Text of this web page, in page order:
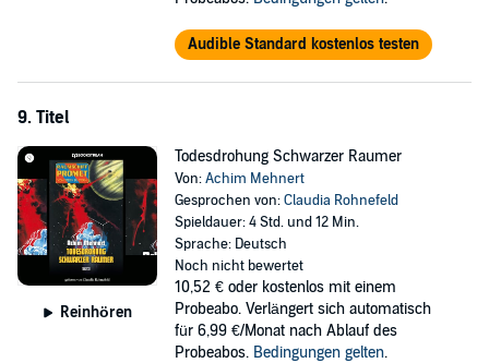
Audible Standard kostenlos testen
9. Titel
Reinhören
Todesdrohung Schwarzer Raumer
Von:Achim Mehnert
Gesprochen von:Claudia Rohnefeld
Spieldauer: 4 Std. und 12 Min.
Sprache: Deutsch
Noch nicht bewertet
10,52 € oder kostenlos mit einem
Probeabo. Verlängert sich automatisch
für 6,99 €/Monat nach Ablauf des
Probeabos. Bedingungen gelten.